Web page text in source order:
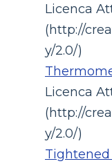
Licenca
(http://
y/2.0/)
Licenca
(http://
y/2.0/)
Tightened